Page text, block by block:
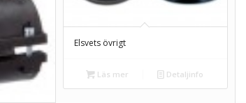
Elsvets övrigt
Läs mer Detaljinfo